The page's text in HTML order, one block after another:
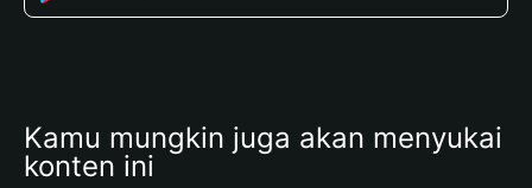
Kamu mungkin juga akan menyukai
konten ini